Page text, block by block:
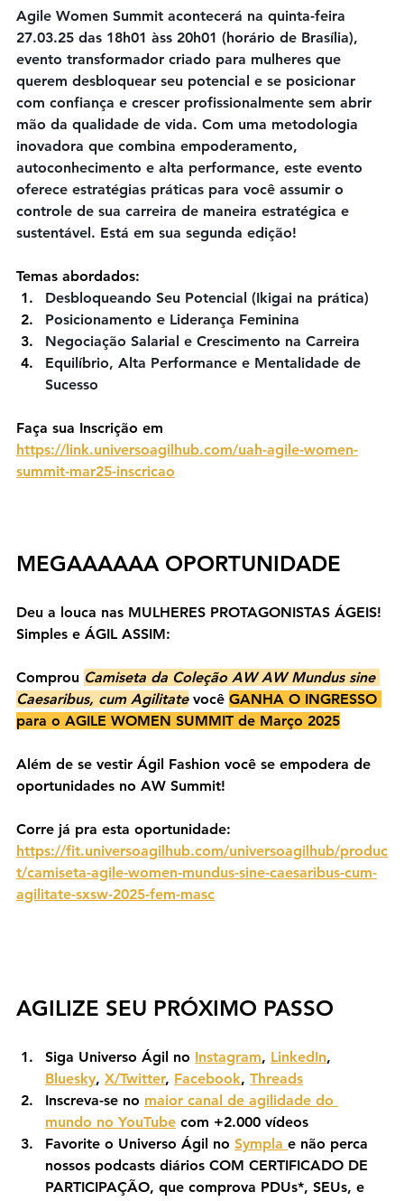
Agile Women Summit acontecerá na quinta-feira
27.03.25 das 18h01 àss 20h01 (horário de Brasília),
evento transformador criado para mulheres que
querem desbloquear seu potencial e se posicionar
com confiança e crescer profissionalmente sem abrir
mão da qualidade de vida. Com uma metodologia
inovadora que combina empoderamento,
autoconhecimento e alta performance, este evento
oferece estratégias práticas para você assumir o
controle de sua carreira de maneira estratégica e
sustentável. Está em sua segunda edição!
Temas abordados:
Desbloqueando Seu Potencial (Ikigai na prática)
Posicionamento e Liderança Feminina
Negociação Salarial e Crescimento na Carreira
Equilíbrio, Alta Performance e Mentalidade de
Sucesso
Faça sua Inscrição em
https://link.universoagilhub.com/uah-agile-women-
summit-mar25-inscricao
MEGAAAAAA OPORTUNIDADE
Deu a louca nas MULHERES PROTAGONISTAS ÁGEIS!
Simples e ÁGIL ASSIM:
Comprou Camiseta da Coleção AW AW Mundus sine
Caesaribus, cum Agilitate você GANHA O INGRESSO
para o AGILE WOMEN SUMMIT de Março 2025
Além de se vestir Ágil Fashion você se empodera de
oportunidades no AW Summit!
Corre já pra esta oportunidade:
https://fit.universoagilhub.com/universoagilhub/produc
t/camiseta-agile-women-mundus-sine-caesaribus-cum-
agilitate-sxsw-2025-fem-masc
AGILIZE SEU PRÓXIMO PASSO
Siga Universo Ágil no Instagram, LinkedIn,
Bluesky, X/Twitter, Facebook, Threads
Inscreva-se no maior canal de agilidade do
mundo no YouTube com +2.000 vídeos
Favorite o Universo Ágil no Sympla e não perca
nossos podcasts diários COM CERTIFICADO DE
PARTICIPAÇÃO, que comprova PDUs*, SEUs, e